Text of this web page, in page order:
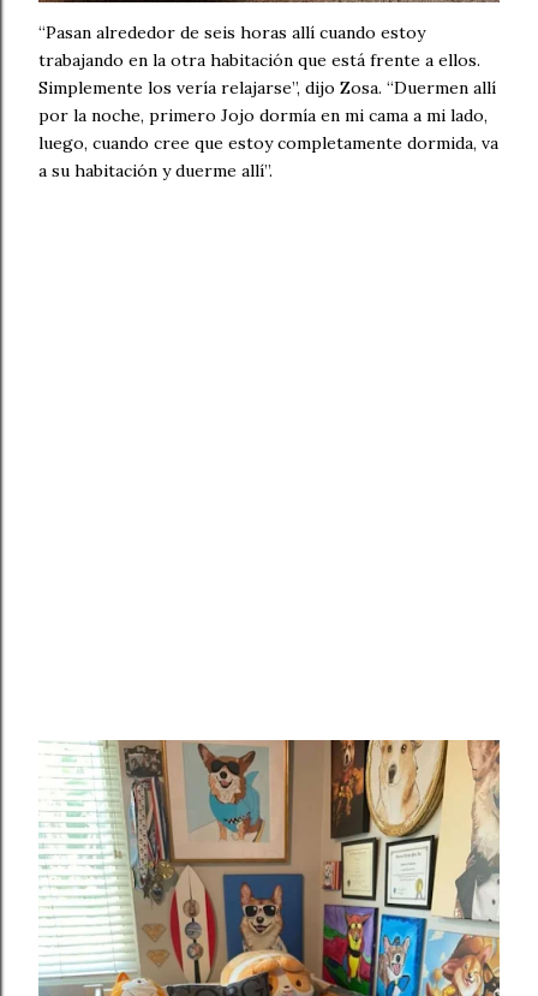
“Pasan alrededor de seis horas allí cuando estoy
trabajando en la otra habitación que está frente a ellos.
Simplemente los vería relajarse”, dijo Zosa. “Duermen allí
por la noche, primero Jojo dormía en mi cama a mi lado,
luego, cuando cree que estoy completamente dormida, va
a su habitación y duerme allí”.